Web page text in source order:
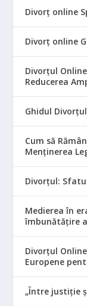
Divorț online
Divorț online
Divorțul
Reducerea
Ghidul
Cum să
Menținerea
Divorțul:
Medierea în
îmbunătățire
Divorțul
Europene
„Între justiție